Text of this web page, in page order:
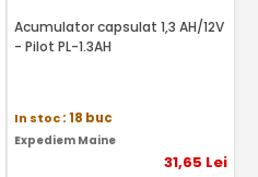
Acumulator capsulat 1,3 AH/12V
- Pilot PL-1.3AH
In stoc: 18 buc
Expediem Maine
31,65 Lei